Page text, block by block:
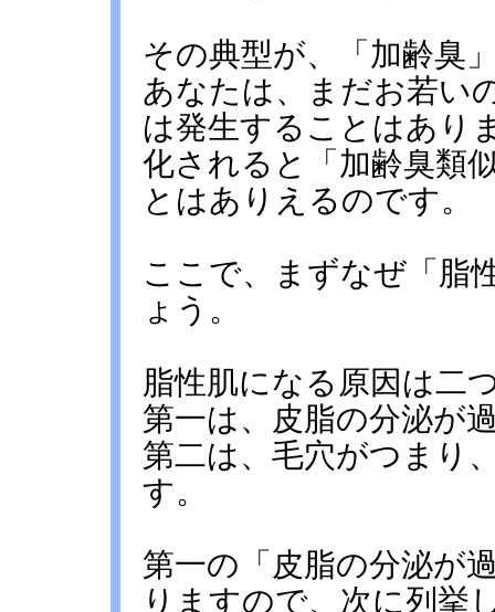
その典型が、「加齢臭
あなたは、まだお若い
は発生することはあり
化されると「加齢臭類
とはありえるのです。
ここで、まずなぜ「脂
ょう。
脂性肌になる原因は二
第一は、皮脂の分泌が
第二は、毛穴がつまり
す。
第一の「皮脂の分泌が
りますので、次に列挙